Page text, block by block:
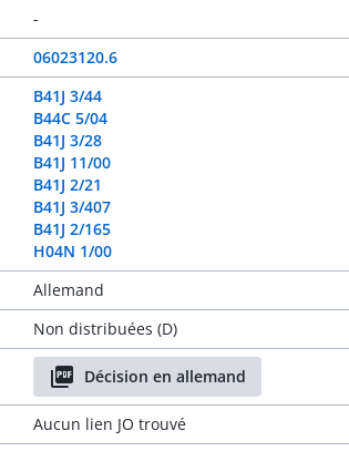
-
06023120.6
B41J 3/44
B44C 5/04
B41J 3/28
B41J 11/00
B41J 2/21
B41J 3/407
B41J 2/165
H04N 1/00
Allemand
Non distribuées (D)
Décision en allemand
Aucun lien JO trouvé